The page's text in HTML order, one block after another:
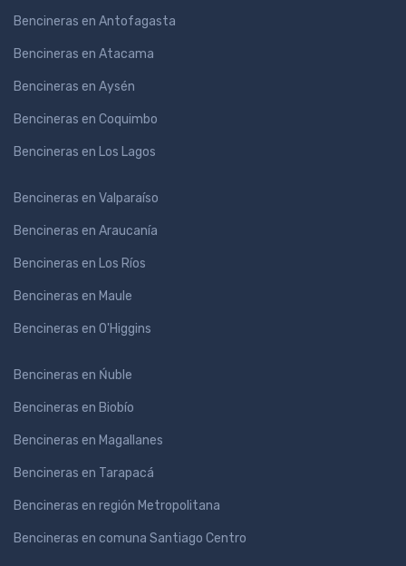
Bencineras en Antofagasta
Bencineras en Atacama
Bencineras en Aysén
Bencineras en Coquimbo
Bencineras en Los Lagos
Bencineras en Valparaíso
Bencineras en Araucanía
Bencineras en Los Ríos
Bencineras en Maule
Bencineras en O'Higgins
Bencineras en Ńuble
Bencineras en Biobío
Bencineras en Magallanes
Bencineras en Tarapacá
Bencineras en región Metropolitana
Bencineras en comuna Santiago Centro